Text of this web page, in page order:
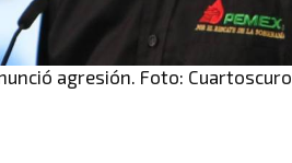
agresión. Foto: Cuartoscuro